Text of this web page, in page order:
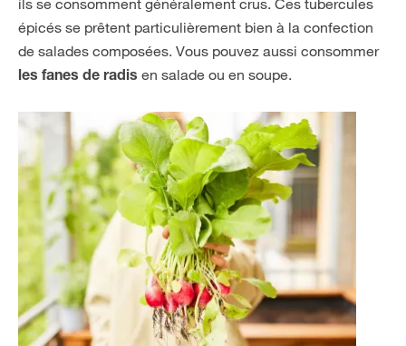
ils se consomment généralement crus. Ces tubercules
épicés se prêtent particulièrement bien à la confection
de salades composées. Vous pouvez aussi consommer
les fanes de radis en salade ou en soupe.